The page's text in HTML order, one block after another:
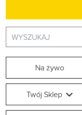
Na żywo
Twój Sklep